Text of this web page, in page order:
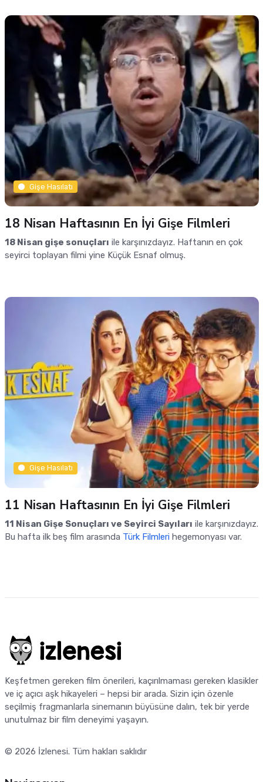
Gişe Hasılatı
18 Nisan Haftasının En İyi Gişe Filmleri
18 Nisan gişe sonuçları ile karşınızdayız. Haftanın en çok
seyirci toplayan filmi yine Küçük Esnaf olmuş.
Gişe Hasılatı
11 Nisan Haftasının En İyi Gişe Filmleri
11 Nisan Gişe Sonuçları ve Seyirci Sayıları ile karşınızdayız.
Bu hafta ilk beş film arasında Türk Filmlerihegemonyası var.
Keşfetmen gereken film önerileri, kaçırılmaması gereken klasikler
ve iç açıcı aşk hikayeleri – hepsi bir arada. Sizin için özenle
seçilmiş fragmanlarla sinemanın büyüsüne dalın, tek bir yerde
unutulmaz bir film deneyimi yaşayın.
© 2026 İzlenesi. Tüm hakları saklıdır